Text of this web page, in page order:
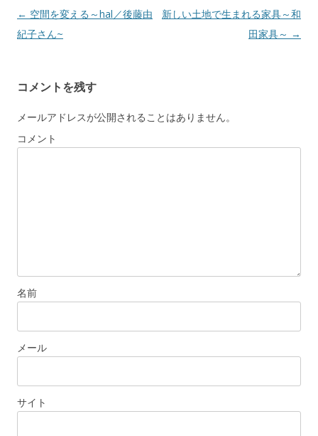
Post navigation
← 空間を変える～hal／後藤由
紀子さん~
新しい土地で生まれる家具～和
田家具～ →
コメントを残す
メールアドレスが公開されることはありません。
コメント
名前
メール
サイト